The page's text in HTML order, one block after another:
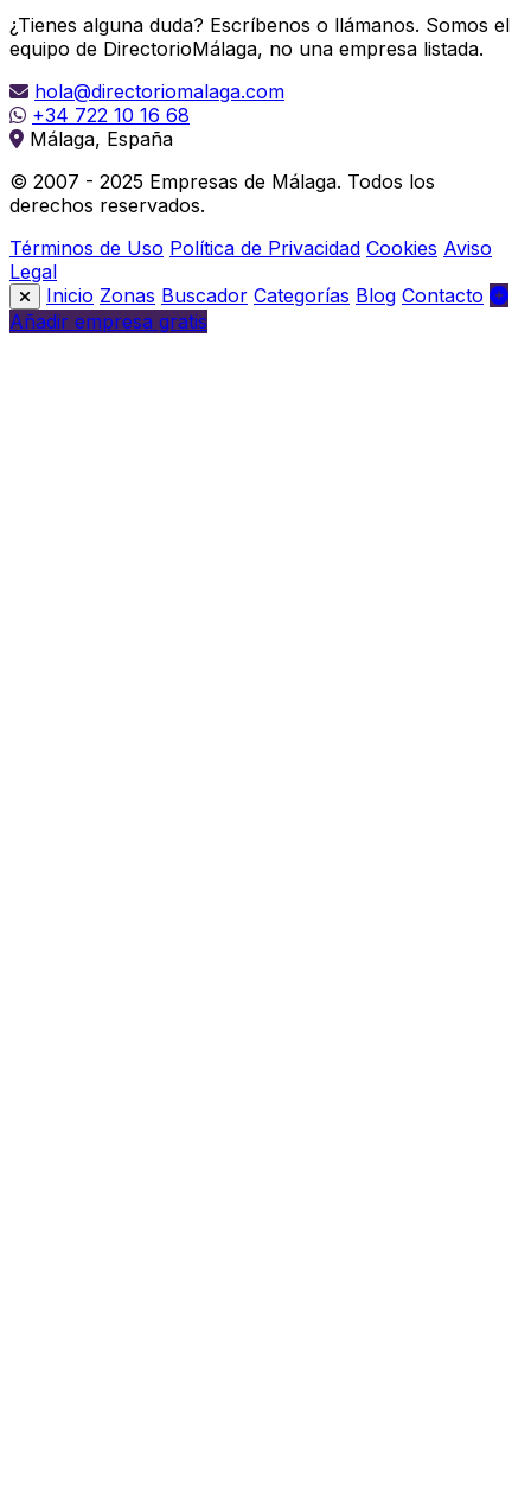
¿Tienes alguna duda? Escríbenos o llámanos. Somos el
equipo de DirectorioMálaga, no una empresa listada.
hola@directoriomalaga.com
+34 722 10 16 68
Málaga, España
© 2007 - 2025 Empresas de Málaga. Todos los
derechos reservados.
Términos de Uso Política de Privacidad Cookies Aviso
Legal
Inicio Zonas Buscador Categorías Blog Contacto
Añadir empresa gratis